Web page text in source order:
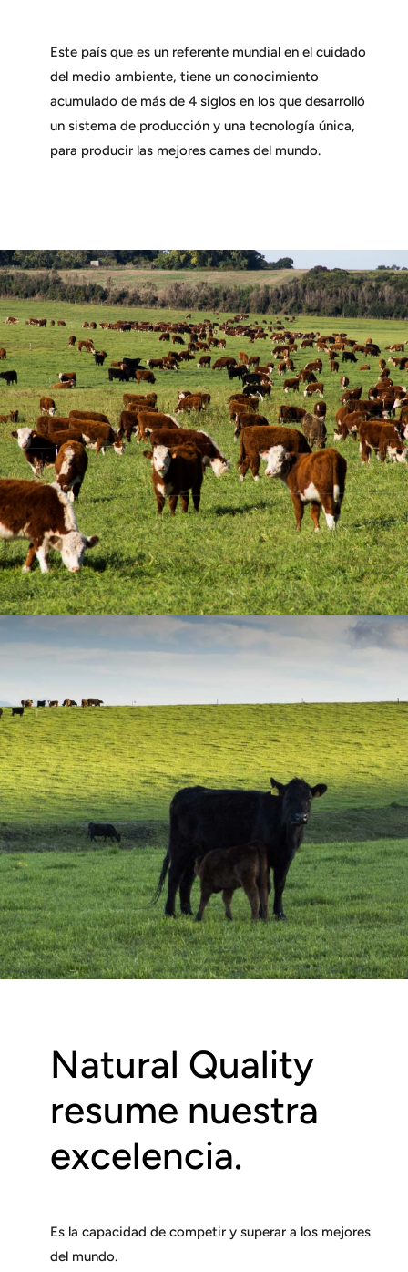
Este país que es un referente mundial en el cuidado
del medio ambiente, tiene un conocimiento
acumulado de más de 4 siglos en los que desarrolló
un sistema de producción y una tecnología única,
para producir las mejores carnes del mundo.
Natural Quality
resume nuestra
excelencia.
Es la capacidad de competir y superar a los mejores
del mundo.